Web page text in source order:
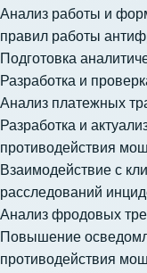
Анализ работы и
правил работы
Подготовка
Разработка и
Анализ платежных
Разработка и
противодействия
Взаимодействие с
расследований
Анализ фродовых
Повышение
противодействия